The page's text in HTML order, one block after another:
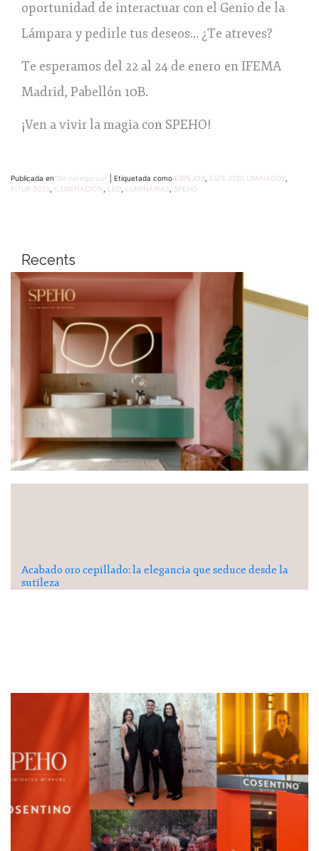
oportunidad de interactuar con el Genio de la
Lámpara y pedirle tus deseos… ¿Te atreves?
Te esperamos del 22 al 24 de enero en IFEMA
Madrid, Pabellón 10B.
¡Ven a vivir la magia con SPEHO!
Publicada en Sin categorizar Etiquetada como ESPEJOS ESPEJOSILUMINADOS
FITUR 2025
ILUMINACIÓN LED LUMINARIAS SPEHO
Recents
Acabado oro cepillado: la elegancia que seduce desde la
sutileza